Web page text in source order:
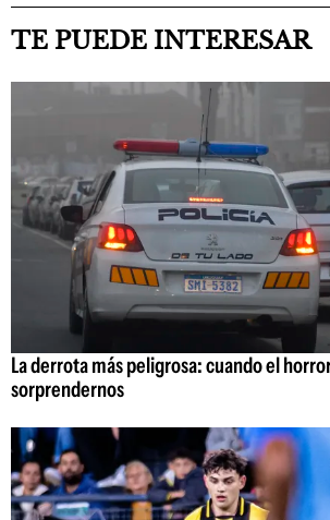
TE PUEDE INTERESAR
La derrota más peligrosa: cuando el
sorprendernos